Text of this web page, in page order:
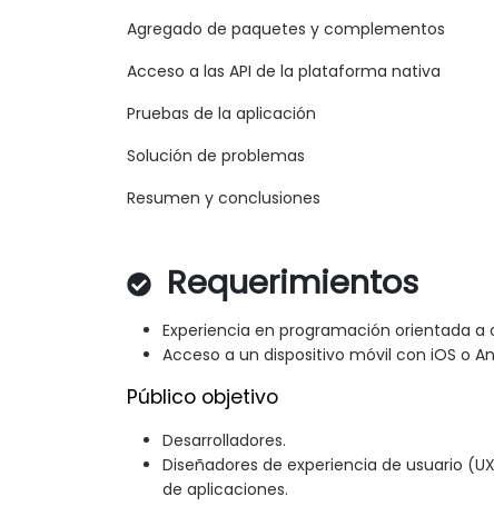
Agregado de paquetes y complementos
Acceso a las API de la plataforma nativa
Pruebas de la aplicación
Solución de problemas
Resumen y conclusiones
Requerimientos
Experiencia en programación orientada a
Acceso a un dispositivo móvil con iOS o
Público objetivo
Desarrolladores.
Diseñadores de experiencia de usuario
de aplicaciones.